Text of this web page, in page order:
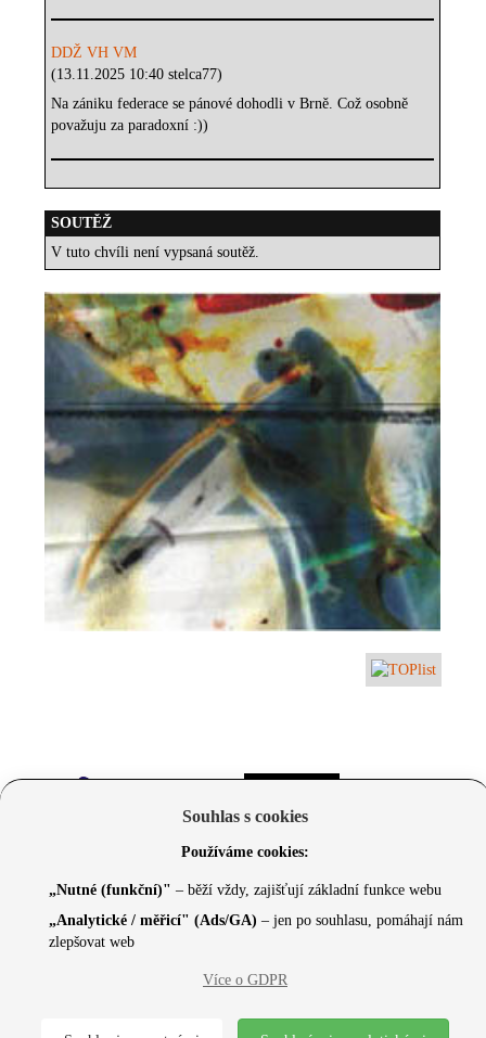
DDŽ VH VM
(13.11.2025 10:40 stelca77)
Na zániku federace se pánové dohodli v Brně. Což osobně
považuju za paradoxní :))
SOUTĚŽ
V tuto chvíli není vypsaná soutěž.
© 2026 Czechcore.cz | Scripted by Sonic (
Souhlas s cookies
Používáme cookies:
„Nutné (funkční)" – běží vždy, zajišťují základní funkce webu
„Analytické / měřicí" (Ads/GA) – jen po souhlasu, pomáhají nám
zlepšovat web
Více o GDPR